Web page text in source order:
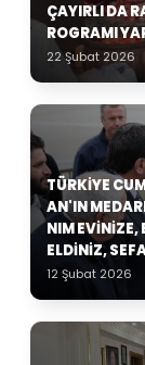
ÇAYIRLI DA
ROGRAMI
22 Şubat 2026
TÜRKIYE
AN'IN
NIM EVINIZE,
ELDINIZ,
12 Şubat 2026